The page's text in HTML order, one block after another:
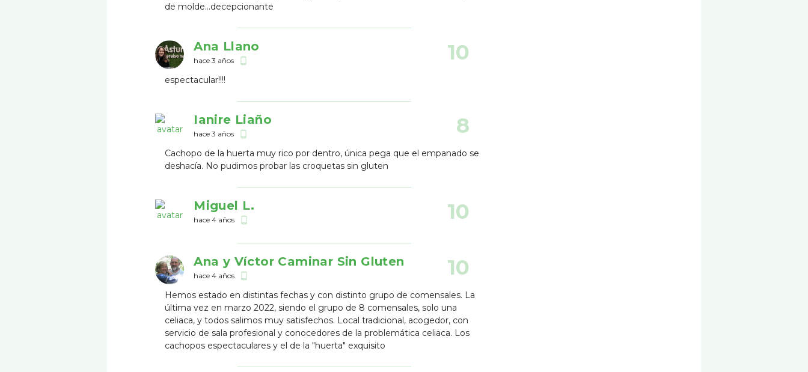
de molde...decepcionante
Ana Llano
hace 3 años phone_android 10
espectacular!!!!
Ianire Liaño
hace 3 años phone_android 8
Cachopo de la huerta muy rico por dentro, única pega que el empanado se
deshacía. No pudimos probar las croquetas sin gluten
Miguel L.
hace 4 años phone_android 10
Ana y Víctor Caminar Sin Gluten
hace 4 años phone_android 10
Hemos estado en distintas fechas y con distinto grupo de comensales. La
última vez en marzo 2022, siendo el grupo de 8 comensales, solo una
celiaca, y todos salimos muy satisfechos. Local tradicional, acogedor, con
servicio de sala profesional y conocedores de la problemática celiaca. Los
cachopos espectaculares y el de la "huerta" exquisito